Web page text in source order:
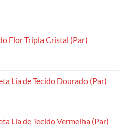
Flor Tripla Cristal (Par)
Lia de Tecido Dourado (Par)
Lia de Tecido Vermelha (Par)